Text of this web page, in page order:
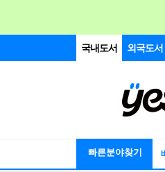
국내도서 외국도서
빠른분야찾기